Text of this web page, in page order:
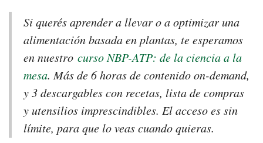
Si querés aprender a llevar o a optimizar una
alimentación basada en plantas, te esperamos
en nuestro curso NBP-ATP: de la ciencia a la
mesa. Más de 6 horas de contenido on-demand,
y 3 descargables con recetas, lista de compras
y utensilios imprescindibles. El acceso es sin
límite, para que lo veas cuando quieras.